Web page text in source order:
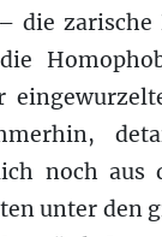
die zarische
noch aus
unter den